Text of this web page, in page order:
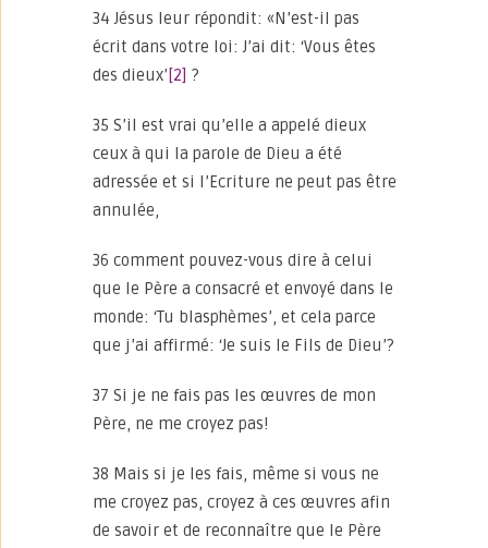
34 Jésus leur répondit: «N’est-il pas
écrit dans votre loi: J’ai dit: ‘Vous êtes
des dieux’ [2] ?
35 S’il est vrai qu’elle a appelé dieux
ceux à qui la parole de Dieu a été
adressée et si l’Ecriture ne peut pas être
annulée,
36 comment pouvez-vous dire à celui
que le Père a consacré et envoyé dans le
monde: ‘Tu blasphèmes’, et cela parce
que j’ai affirmé: ‘Je suis le Fils de Dieu’?
37 Si je ne fais pas les œuvres de mon
Père, ne me croyez pas!
38 Mais si je les fais, même si vous ne
me croyez pas, croyez à ces œuvres afin
de savoir et de reconnaître que le Père